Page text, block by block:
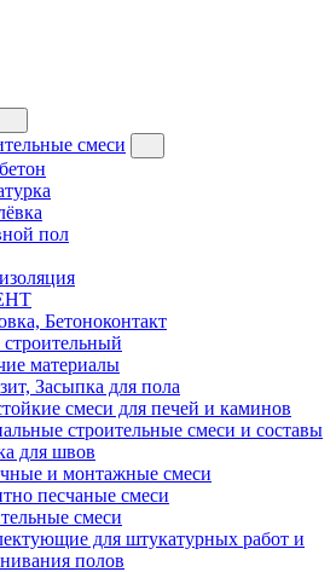
смеси
пол
Бетоноконтакт
материалы
Засыпка для пола
смеси для печей и каминов
строительные смеси и составы
для швов
и монтажные смеси
песчаные смеси
смеси
для штукатурных работ и
полов